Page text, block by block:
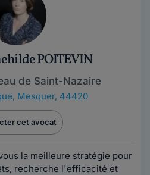
POITEVIN
de Saint-Nazaire
, Mesquer, 44420
cet avocat
la meilleure stratégie pour
recherche l'efficacité et